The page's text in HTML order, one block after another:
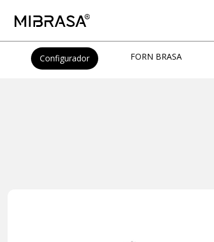
Configurador FORN BRASA